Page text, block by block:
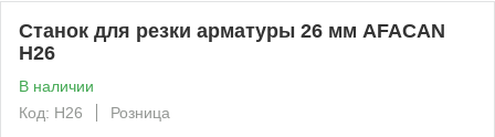
Станок для резки арматуры 26 мм AFACAN
H26
В наличии
Код: H26
Розница